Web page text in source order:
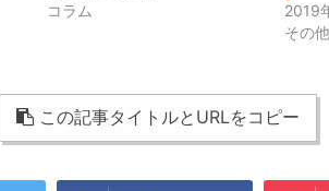
コラム
2019
その他
この記事タイトルとURLをコピー